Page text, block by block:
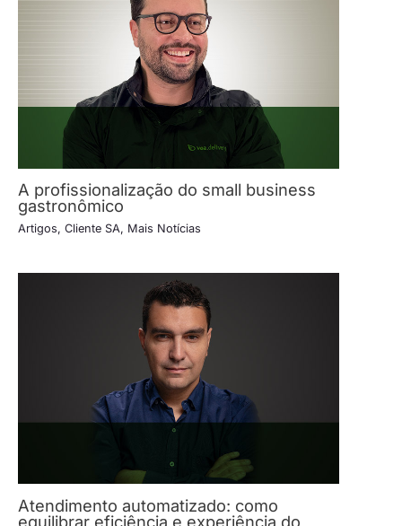
A profissionalização do small business
gastronômico
Artigos, Cliente SA, Mais Notícias
Atendimento automatizado: como
equilibrar eficiência e experiência do